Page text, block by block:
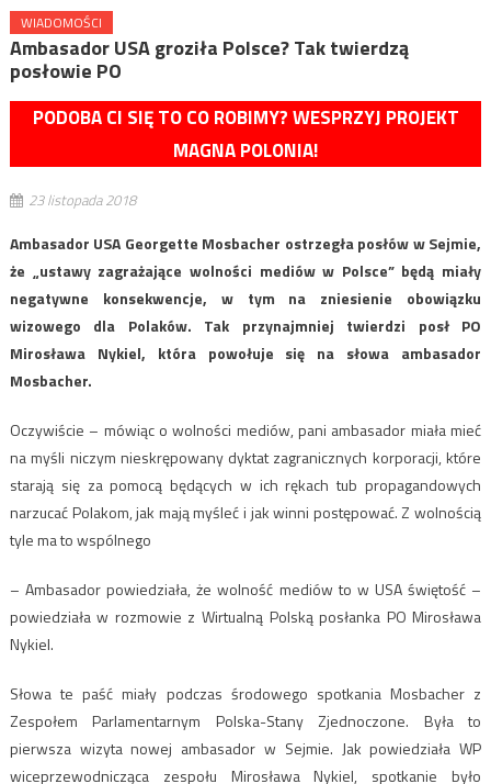
WIADOMOŚCI
Ambasador USA groziła Polsce? Tak twierdzą
posłowie PO
PODOBA CI SIĘ TO CO ROBIMY? WESPRZYJ PROJEKT
MAGNA POLONIA!
23 listopada 2018
Ambasador USA Georgette Mosbacher ostrzegła posłów w Sejmie,
że „ustawy zagrażające wolności mediów w Polsce” będą miały
negatywne konsekwencje, w tym na zniesienie obowiązku
wizowego dla Polaków. Tak przynajmniej twierdzi posł PO
Mirosława Nykiel, która powołuje się na słowa ambasador
Mosbacher.
Oczywiście – mówiąc o wolności mediów, pani ambasador miała mieć
na myśli niczym nieskrępowany dyktat zagranicznych korporacji, które
starają się za pomocą będących w ich rękach tub propagandowych
narzucać Polakom, jak mają myśleć i jak winni postępować. Z wolnością
tyle ma to wspólnego
– Ambasador powiedziała, że wolność mediów to w USA świętość –
powiedziała w rozmowie z Wirtualną Polską posłanka PO Mirosława
Nykiel.
Słowa te paść miały podczas środowego spotkania Mosbacher z
Zespołem Parlamentarnym Polska-Stany Zjednoczone. Była to
pierwsza wizyta nowej ambasador w Sejmie. Jak powiedziała WP
wiceprzewodnicząca zespołu Mirosława Nykiel, spotkanie było